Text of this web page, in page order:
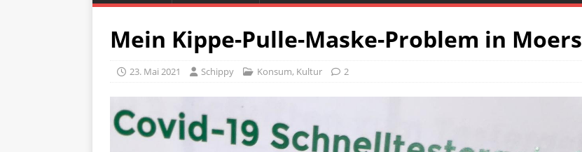
Mein Kippe-Pulle-Maske-Problem in Moers
23. Mai 2021 Schippy Konsum, Kultur 2